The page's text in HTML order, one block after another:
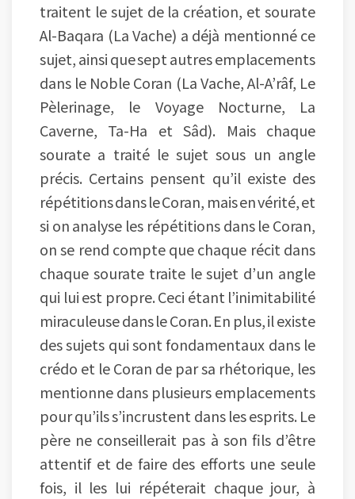
traitent le sujet de la création, et sourate
Al-Baqara (La Vache) a déjà mentionné ce
sujet, ainsi que sept autres emplacements
dans le Noble Coran (La Vache, Al-A’râf, Le
Pèlerinage, le Voyage Nocturne, La
Caverne, Ta-Ha et Sâd). Mais chaque
sourate a traité le sujet sous un angle
précis. Certains pensent qu’il existe des
répétitions dans le Coran, mais en vérité, et
si on analyse les répétitions dans le Coran,
on se rend compte que chaque récit dans
chaque sourate traite le sujet d’un angle
qui lui est propre. Ceci étant l’inimitabilité
miraculeuse dans le Coran. En plus, il existe
des sujets qui sont fondamentaux dans le
crédo et le Coran de par sa rhétorique, les
mentionne dans plusieurs emplacements
pour qu’ils s’incrustent dans les esprits. Le
père ne conseillerait pas à son fils d’être
attentif et de faire des efforts une seule
fois, il les lui répéterait chaque jour, à